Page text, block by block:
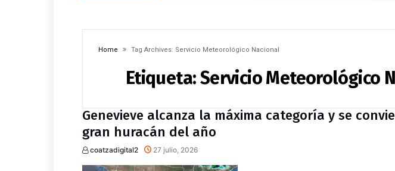
Conmemoran el Día del Comerciante con jornada para
«Es el pueblo, siempre el pueblo»: Pedro Miguel Rosaldo
Home Tag Archives: Servicio Meteorológico Nacional
Etiqueta:Servicio Meteorológico
Genevieve alcanza la máxima categoría y se
gran huracán del año
coatzadigital2 27 julio, 2026